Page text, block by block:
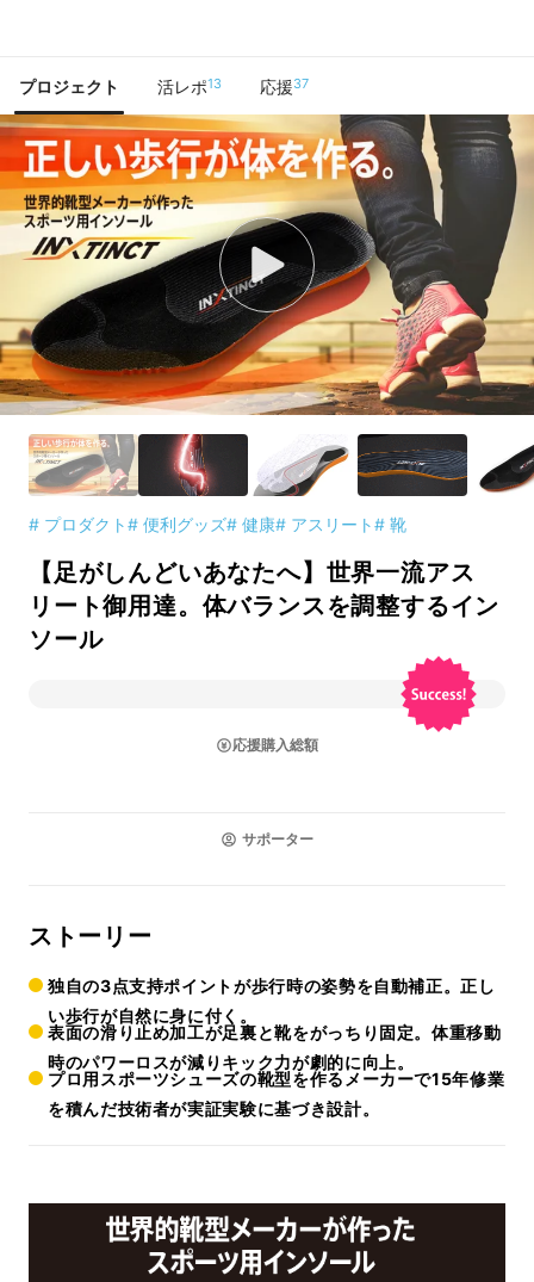
プロジェクト 活レポ13 応援37
# プロダクト# 便利グッズ# 健康# アスリート# 靴
【足がしんどいあなたへ】世界一流アス
リート御用達。体バランスを調整するイン
ソール
応援購入総額
サポーター
ストーリー
独自の3点支持ポイントが歩行時の姿勢を自動補正。正し
い歩行が自然に身に付く。
表面の滑り止め加工が足裏と靴をがっちり固定。体重移動
時のパワーロスが減りキック力が劇的に向上。
プロ用スポーツシューズの靴型を作るメーカーで15年修業
を積んだ技術者が実証実験に基づき設計。